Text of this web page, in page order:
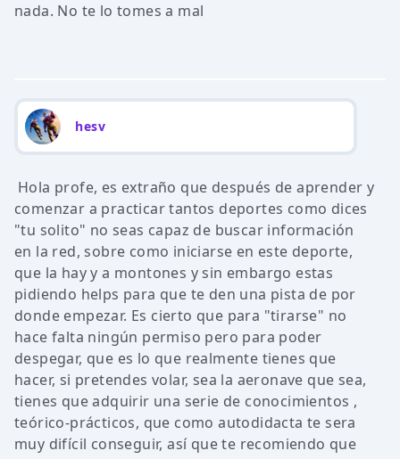
nada. No te lo tomes a mal
hesv
Hola profe, es extraño que después de aprender y
comenzar a practicar tantos deportes como dices
"tu solito" no seas capaz de buscar información
en la red, sobre como iniciarse en este deporte,
que la hay y a montones y sin embargo estas
pidiendo helps para que te den una pista de por
donde empezar. Es cierto que para "tirarse" no
hace falta ningún permiso pero para poder
despegar, que es lo que realmente tienes que
hacer, si pretendes volar, sea la aeronave que sea,
tienes que adquirir una serie de conocimientos ,
teórico-prácticos, que como autodidacta te sera
muy difícil conseguir, así que te recomiendo que